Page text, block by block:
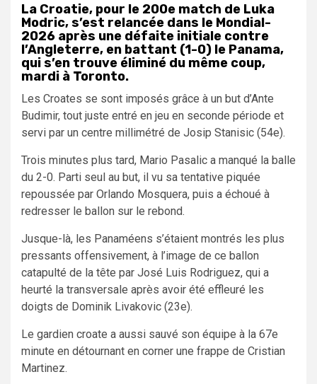
La Croatie, pour le 200e match de Luka
Modric, s’est relancée dans le Mondial-
2026 après une défaite initiale contre
l’Angleterre, en battant (1-0) le Panama,
qui s’en trouve éliminé du même coup,
mardi à Toronto.
Les Croates se sont imposés grâce à un but d’Ante
Budimir, tout juste entré en jeu en seconde période et
servi par un centre millimétré de Josip Stanisic (54e).
Trois minutes plus tard, Mario Pasalic a manqué la balle
du 2-0. Parti seul au but, il vu sa tentative piquée
repoussée par Orlando Mosquera, puis a échoué à
redresser le ballon sur le rebond.
Jusque-là, les Panaméens s’étaient montrés les plus
pressants offensivement, à l’image de ce ballon
catapulté de la tête par José Luis Rodriguez, qui a
heurté la transversale après avoir été effleuré les
doigts de Dominik Livakovic (23e).
Le gardien croate a aussi sauvé son équipe à la 67e
minute en détournant en corner une frappe de Cristian
Martinez.